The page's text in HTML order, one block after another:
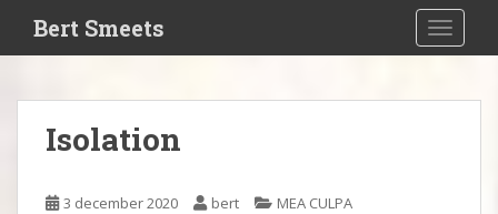
i
Bert Smeets
Isolation
3 december 2020 bert MEA CULPA